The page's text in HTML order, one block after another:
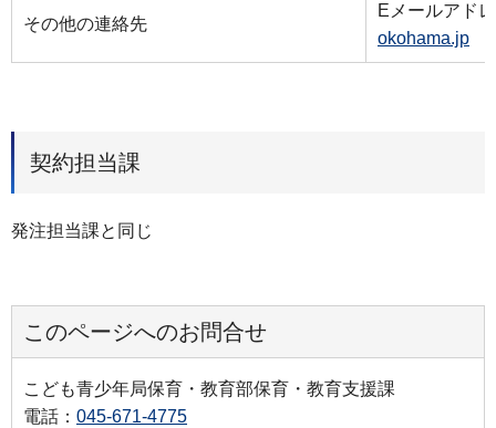
その他の連絡先
Eメールアド
okohama.jp
契約担当課
発注担当課と同じ
このページへのお問合せ
こども青少年局保育・教育部保育・教育支援課
電話： 045-671-4775